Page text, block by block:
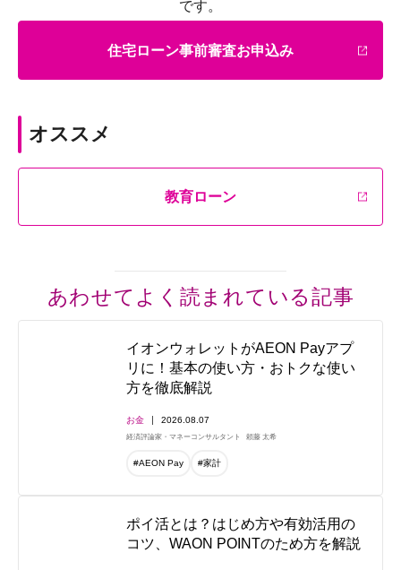
です。
住宅ローン事前審査お申込み
オススメ
教育ローン
あわせてよく読まれている記事
イオンウォレットがAEON Payアプ
リに！基本の使い方・おトクな使い
方を徹底解説
お金 2026.08.07
経済評論家・マネーコンサルタント 頼藤 太希
#AEON Pay #家計
ポイ活とは？はじめ方や有効活用の
コツ、WAON POINTのため方を解説